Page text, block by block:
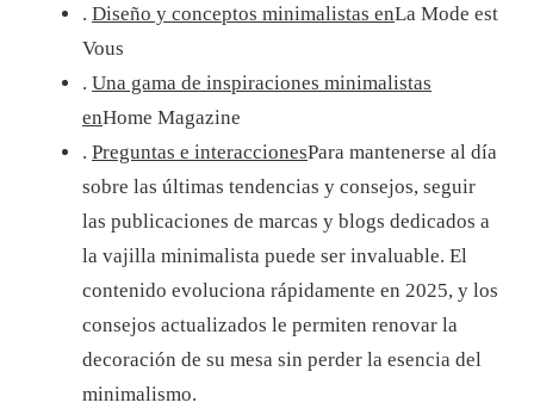
. Diseño y conceptos minimalistas enLa Mode est
Vous
. Una gama de inspiraciones minimalistas
enHome Magazine
. Preguntas e interaccionesPara mantenerse al día
sobre las últimas tendencias y consejos, seguir
las publicaciones de marcas y blogs dedicados a
la vajilla minimalista puede ser invaluable. El
contenido evoluciona rápidamente en 2025, y los
consejos actualizados le permiten renovar la
decoración de su mesa sin perder la esencia del
minimalismo.